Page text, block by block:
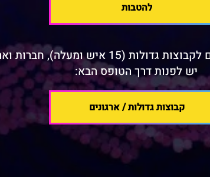
להטבות
(15 איש ומעלה), חברות וארגונים
יש לפנות דרך הטופס הבא:
קבוצות גדולות / ארגונים